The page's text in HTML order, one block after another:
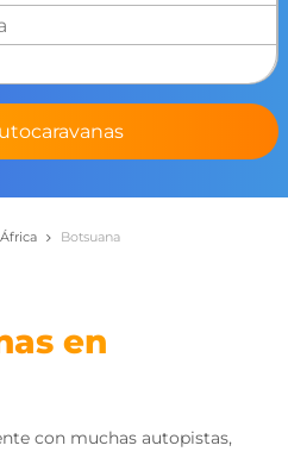
África Botsuana
en
con muchas autopistas,